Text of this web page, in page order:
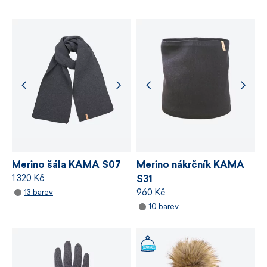
Model 5061 má rád volnost.
V pohybu, ve vrstvení i v
tom, jak si ho vezmete. Stačí obléct a nechat plastický
úplet, ať udělá svou práci.
Jednobarevný dámský pletený svetr s plastickým
vzorem.
100 % jemná merino vlna.
Volnější dámský střih.
ekologického standardu
stanovuje požadavky na bezpečnost
chemických látek, odpovědné využívání zdrojů
a řízení výrobních procesů.
VÍCE INFORMACÍ
Merino šála KAMA S07
1 320 Kč
13 barev
Merino nákrčník KAMA
S31
960 Kč
10 barev